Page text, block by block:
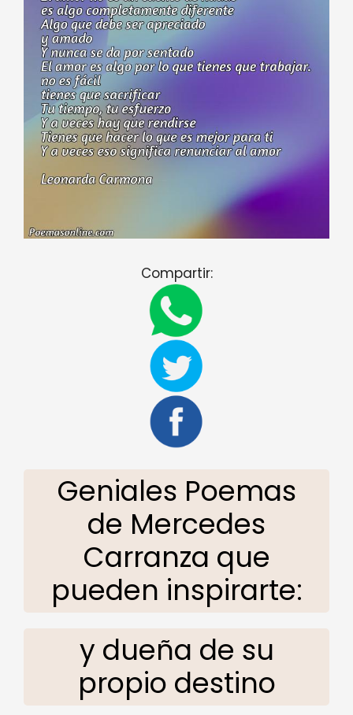
Compartir:
Geniales Poemas
de Mercedes
Carranza que
pueden inspirarte:
y dueña de su
propio destino